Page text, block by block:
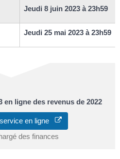
Jeudi 8 juin 2023 à 23h59
Jeudi 25 mai 2023 à 23h59
en ligne des revenus de 2022
en ligne
des finances